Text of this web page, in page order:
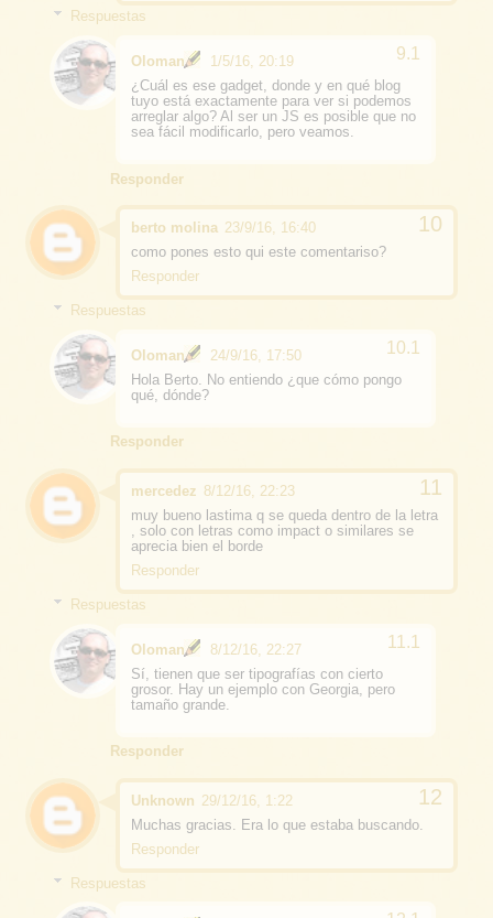
Respuestas
Oloman
1/5/16, 20:19
¿Cuál es ese gadget, donde y en qué blog
tuyo está exactamente para ver si podemos
arreglar algo? Al ser un JS es posible que no
sea fácil modificarlo, pero veamos.
Responder
berto molina 23/9/16, 16:40
como pones esto qui este comentariso?
Responder
Respuestas
Oloman
24/9/16, 17:50
Hola Berto. No entiendo ¿que cómo pongo
qué, dónde?
Responder
mercedez 8/12/16, 22:23
muy bueno lastima q se queda dentro de la letra
, solo con letras como impact o similares se
aprecia bien el borde
Responder
Respuestas
Oloman
8/12/16, 22:27
Sí, tienen que ser tipografías con cierto
grosor. Hay un ejemplo con Georgia, pero
tamaño grande.
Responder
Unknown 29/12/16, 1:22
Muchas gracias. Era lo que estaba buscando.
Responder
Respuestas